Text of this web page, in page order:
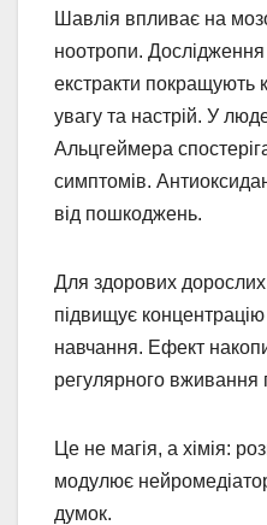
Шавлія впливає на
ноотропи.
екстракти покращують
увагу та настрій. У
Альцгеймера
симптомів.
від пошкоджень.
Для здорових
підвищує
навчання. Ефект
регулярного вживання
Це не магія, а хімія:
модулює
думок.